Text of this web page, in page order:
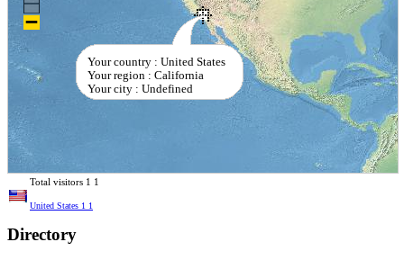
Your country : United States
Your region : California
Your city : Undefined
Total visitors 1 1
United States 1 1
Directory